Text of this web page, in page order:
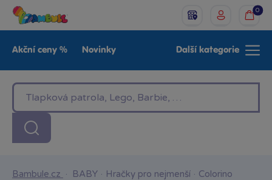
0
Akční ceny % Novinky
LEGO®
Baby Značky
Další kategorie
Bambule.cz · BABY · Hračky pro nejmenší · Colorino